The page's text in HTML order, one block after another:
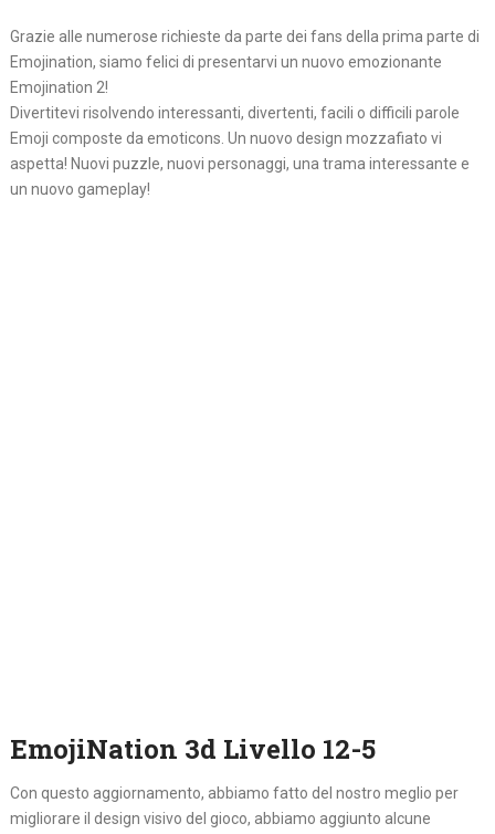
Grazie alle numerose richieste da parte dei fans della prima parte di
Emojination, siamo felici di presentarvi un nuovo emozionante
Emojination 2!
Divertitevi risolvendo interessanti, divertenti, facili o difficili parole
Emoji composte da emoticons. Un nuovo design mozzafiato vi
aspetta! Nuovi puzzle, nuovi personaggi, una trama interessante e
un nuovo gameplay!
EmojiNation 3d Livello 12-5
Con questo aggiornamento, abbiamo fatto del nostro meglio per
migliorare il design visivo del gioco, abbiamo aggiunto alcune